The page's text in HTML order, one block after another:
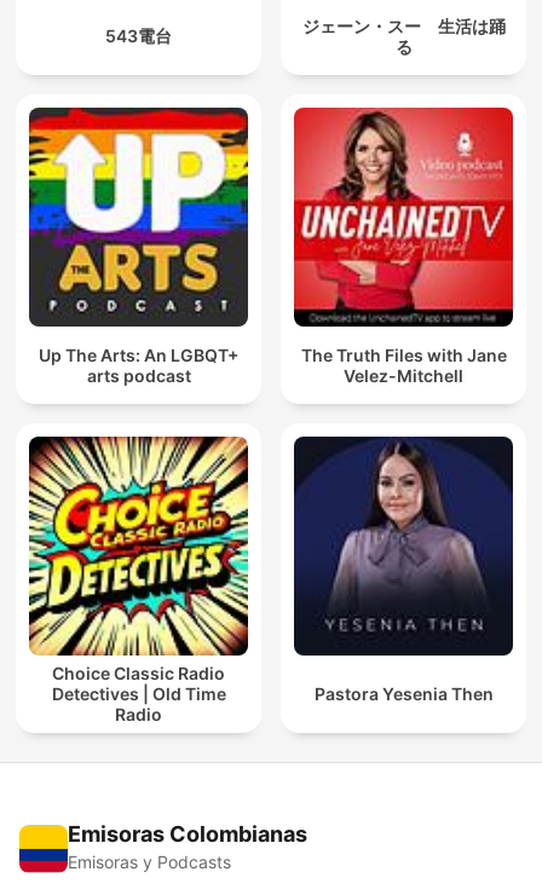
543電台
ジェーン・スー 生活は踊
る
Up The Arts: An LGBQT+
arts podcast
The Truth Files with Jane
Velez-Mitchell
Choice Classic Radio
Detectives | Old Time
Radio
Pastora Yesenia Then
Emisoras Colombianas
Emisoras y Podcasts